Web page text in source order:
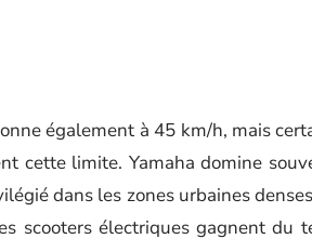
également à 45 km/h, mais
cette limite. Yamaha domine
dans les zones urbaines
scooters électriques gagnent du